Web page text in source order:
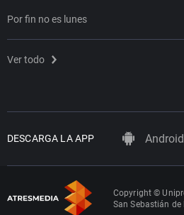
Por fin no es lunes
Ver todo
DESCARGA LA APP Android
Copyright ©
San Sebastián de